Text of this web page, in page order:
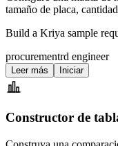
tamaño de placa,
Build a Kriya sample
procurementrd engineer
Leer más Iniciar
Constructor de